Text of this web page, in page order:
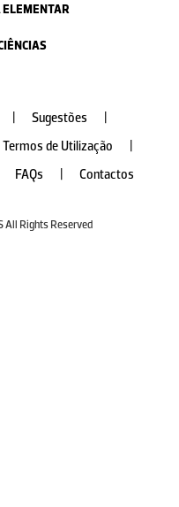
ELEMENTAR
Sugestões
Termos de Utilização
FAQs Contactos
All Rights Reserved